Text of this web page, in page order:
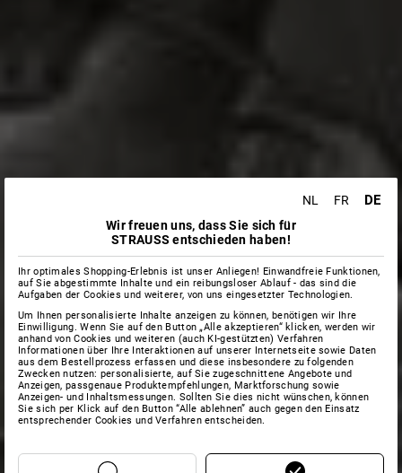
NL FR DE
Wir freuen uns, dass Sie sich für
STRAUSS entschieden haben!
Ihr optimales Shopping-Erlebnis ist unser Anliegen! Einwandfreie Funktionen,
auf Sie abgestimmte Inhalte und ein reibungsloser Ablauf - das sind die
Aufgaben der Cookies und weiterer, von uns eingesetzter Technologien.
Um Ihnen personalisierte Inhalte anzeigen zu können, benötigen wir Ihre
Einwilligung. Wenn Sie auf den Button „Alle akzeptieren“ klicken, werden wir
anhand von Cookies und weiteren (auch KI-gestützten) Verfahren
Informationen über Ihre Interaktionen auf unserer Internetseite sowie Daten
aus dem Bestellprozess erfassen und diese insbesondere zu folgenden
Zwecken nutzen: personalisierte, auf Sie zugeschnittene Angebote und
Anzeigen, passgenaue Produktempfehlungen, Marktforschung sowie
Anzeigen- und Inhaltsmessungen. Sollten Sie dies nicht wünschen, können
Sie sich per Klick auf den Button “Alle ablehnen” auch gegen den Einsatz
entsprechender Cookies und Verfahren entscheiden.